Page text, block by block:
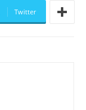
Twitter